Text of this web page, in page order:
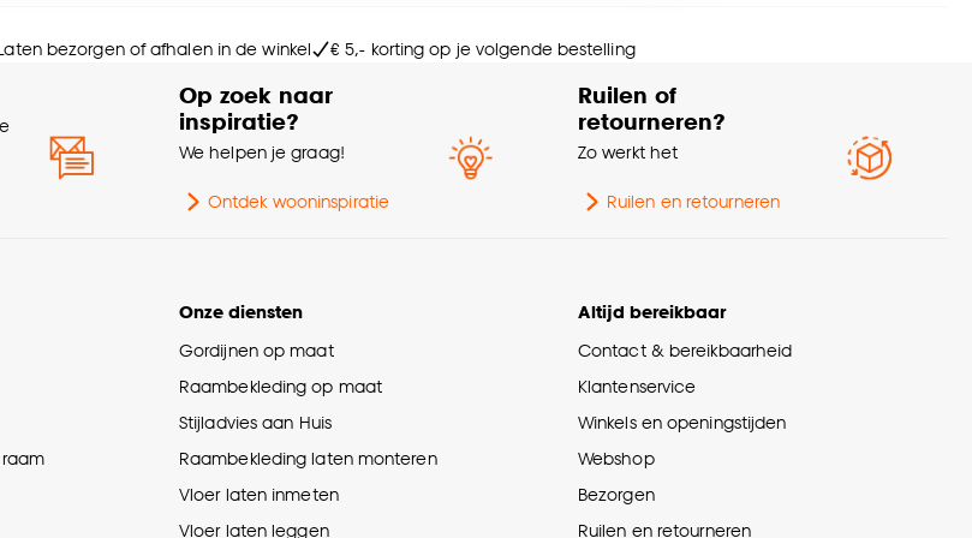
altijd nog kan aanpassen, bekijk hiervoor onze
Gewicht 0.025 Kg
1 Stk
bezorgen of afhalen in de winkel € 5,- korting op je volgende bestelling
Op zoek naar
inspiratie?
We helpen je graag!
Ontdek wooninspiratie
Ruilen of
retourneren?
Zo werkt het
Ruilen en retourneren
Onze diensten
Gordijnen op maat
Raambekleding op maat
Stijladvies aan Huis
Raambekleding laten monteren
Vloer laten inmeten
Vloer laten leggen
Altijd bereikbaar
Contact & bereikbaarheid
Klantenservice
Winkels en openingstijden
Webshop
Bezorgen
Ruilen en retourneren